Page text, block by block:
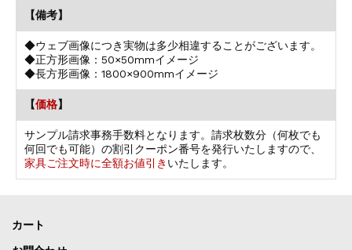
【備考】
◆ウェブ画像につき実物は多少相違することがございます。
◆正方形画像：50×50mmイメージ
◆長方形画像：1800×900mmイメージ
【価格】
サンプル請求事務手数料となります。請求枚数分（何枚でも
何回でも可能）の割引クーポン番号を発行いたしますので、
家具ご注文時に全額お値引き いたします。
カート